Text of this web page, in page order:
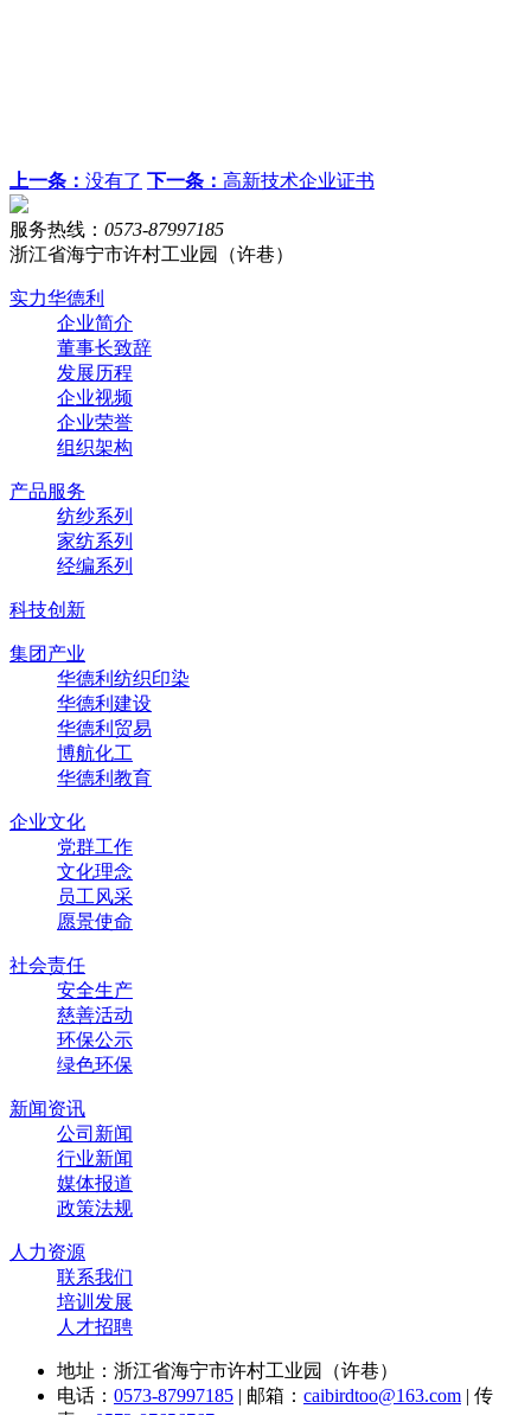
上一条： 没有了 下一条： 高新技术企业证书
服务热线： 0573-87997185
浙江省海宁市许村工业园（许巷）
实力华德利
企业简介
董事长致辞
发展历程
企业视频
企业荣誉
组织架构
产品服务
纺纱系列
家纺系列
经编系列
科技创新
集团产业
华德利纺织印染
华德利建设
华德利贸易
博航化工
华德利教育
企业文化
党群工作
文化理念
员工风采
愿景使命
社会责任
安全生产
慈善活动
环保公示
绿色环保
新闻资讯
公司新闻
行业新闻
媒体报道
政策法规
人力资源
联系我们
培训发展
人才招聘
地址：浙江省海宁市许村工业园（许巷）
电话： 0573-87997185 | 邮箱： caibirdtoo@163.com | 传